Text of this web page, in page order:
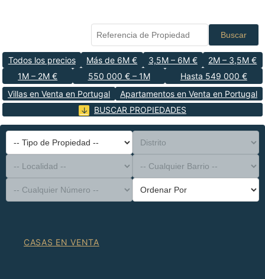
Buscar
Todos los precios Más de 6M € 3,5M – 6M €
2M – 3,5M €
1M – 2M €
550 000 € – 1M
Hasta 549 000 €
Villas en Venta en Portugal
Apartamentos en Venta en Portugal
BUSCAR PROPIEDADES
-- Tipo de Propiedad --
Distrito
-- Localidad --
-- Cualquier Barrio --
-- Cualquier Número --
Ordenar Por
CASAS EN VENTA